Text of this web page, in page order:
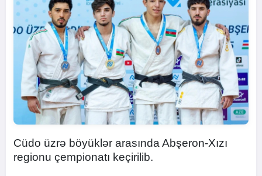
Cüdo üzrə böyüklər arasında Abşeron-Xızı
regionu çempionatı keçirilib.